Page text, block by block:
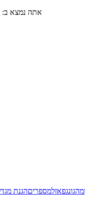
אתה נמצא ב:
מהגונגפאזלמספריםהגנת